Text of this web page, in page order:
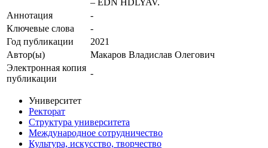
– EDN HDLYAV.
Аннотация
-
Ключевые cлова
-
Год публикации
2021
Автор(ы)
Макаров Владислав Олегович
Электронная копия
публикации
-
Университет
Ректорат
Структура университета
Международное сотрудничество
Культура, искусство, творчество